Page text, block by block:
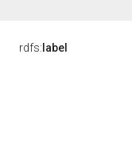
rdfs: label